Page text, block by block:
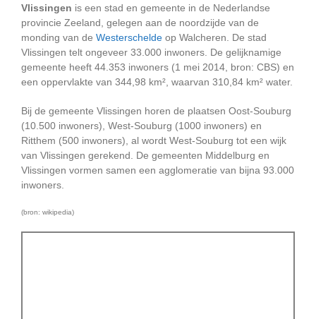
Vlissingen is een stad en gemeente in de Nederlandse
provincie Zeeland, gelegen aan de noordzijde van de
monding van de Westerschelde op Walcheren. De stad
Vlissingen telt ongeveer 33.000 inwoners. De gelijknamige
gemeente heeft 44.353 inwoners (1 mei 2014, bron: CBS) en
een oppervlakte van 344,98 km², waarvan 310,84 km² water.
Bij de gemeente Vlissingen horen de plaatsen Oost-Souburg
(10.500 inwoners), West-Souburg (1000 inwoners) en
Ritthem (500 inwoners), al wordt West-Souburg tot een wijk
van Vlissingen gerekend. De gemeenten Middelburg en
Vlissingen vormen samen een agglomeratie van bijna 93.000
inwoners.
(bron: wikipedia)